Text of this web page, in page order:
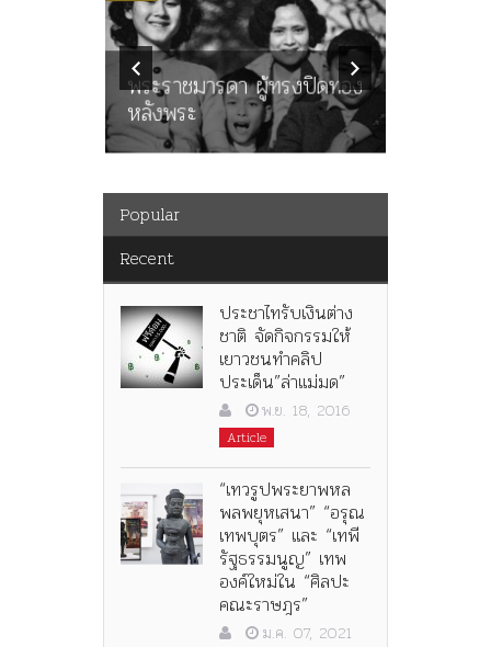
พระราชมารดา ผู้ทรงปิดทอง
หลังพระ
Popular
Recent
ประชาไทรับเงินต่าง
ชาติ จัดกิจกรรมให้
เยาวชนทำคลิป
ประเด็น”ล่าแม่มด”
พ.ย. 18, 2016
Article
“เทวรูปพระยาพหล
พลพยุหเสนา” “อรุณ
เทพบุตร” และ “เทพี
รัฐธรรมนูญ” เทพ
องค์ใหม่ใน “ศิลปะ
คณะราษฎร”
ม.ค. 07, 2021